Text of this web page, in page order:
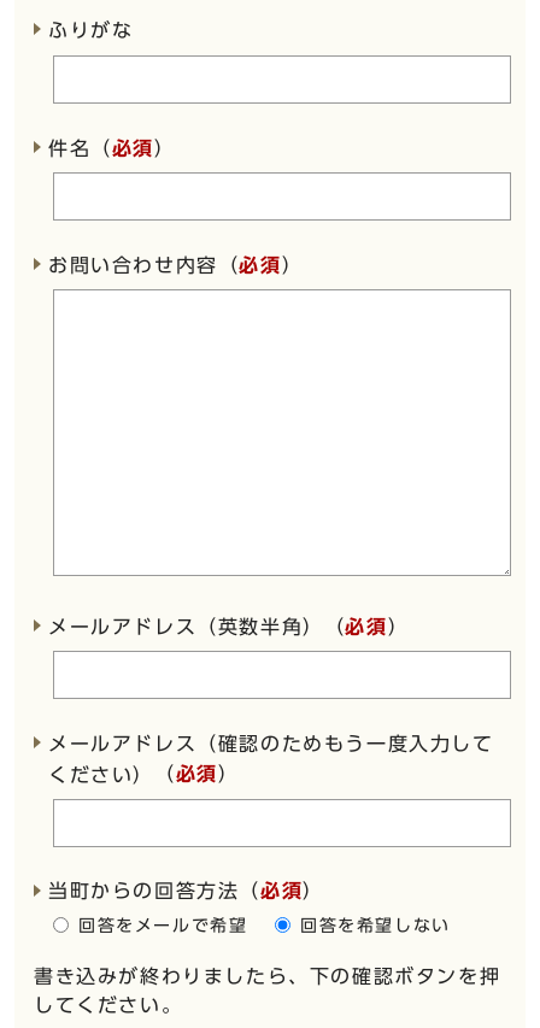
ふりがな
件名（必須）
お問い合わせ内容（必須）
メールアドレス（英数半角）（必須）
メールアドレス（確認のためもう一度入力して
ください）
（必須）
当町からの回答方法 （必須）
回答をメールで希望 回答を希望しない
書き込みが終わりましたら、下の確認ボタンを押
してください。